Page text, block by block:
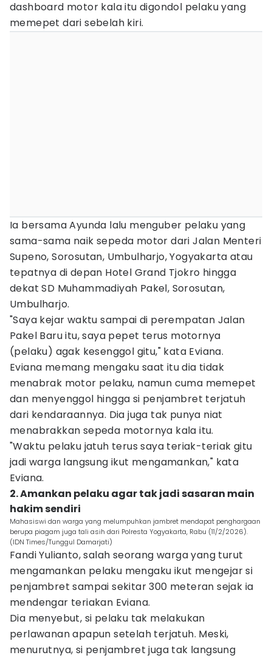
dashboard motor kala itu digondol pelaku yang
memepet dari sebelah kiri.
Ia bersama Ayunda lalu menguber pelaku yang
sama-sama naik sepeda motor dari Jalan Menteri
Supeno, Sorosutan, Umbulharjo, Yogyakarta atau
tepatnya di depan Hotel Grand Tjokro hingga
dekat SD Muhammadiyah Pakel, Sorosutan,
Umbulharjo.
"Saya kejar waktu sampai di perempatan Jalan
Pakel Baru itu, saya pepet terus motornya
(pelaku) agak kesenggol gitu," kata Eviana.
Eviana memang mengaku saat itu dia tidak
menabrak motor pelaku, namun cuma memepet
dan menyenggol hingga si penjambret terjatuh
dari kendaraannya. Dia juga tak punya niat
menabrakkan sepeda motornya kala itu.
"Waktu pelaku jatuh terus saya teriak-teriak gitu
jadi warga langsung ikut mengamankan," kata
Eviana.
2. Amankan pelaku agar tak jadi sasaran main
hakim sendiri
Mahasiswi dan warga yang melumpuhkan jambret mendapat penghargaan
berupa piagam juga tali asih dari Polresta Yogyakarta, Rabu (11/2/2026).
(IDN Times/Tunggul Damarjati)
Fandi Yulianto, salah seorang warga yang turut
mengamankan pelaku mengaku ikut mengejar si
penjambret sampai sekitar 300 meteran sejak ia
mendengar teriakan Eviana.
Dia menyebut, si pelaku tak melakukan
perlawanan apapun setelah terjatuh. Meski,
menurutnya, si penjambret juga tak langsung